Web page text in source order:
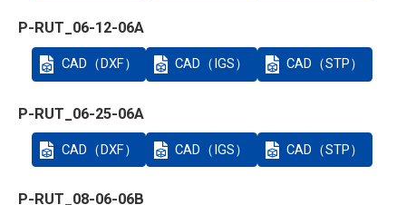
P-RUT_06-12-06A
CAD（DXF） CAD（IGS） CAD（STP）
P-RUT_06-25-06A
CAD（DXF） CAD（IGS） CAD（STP）
P-RUT_08-06-06B